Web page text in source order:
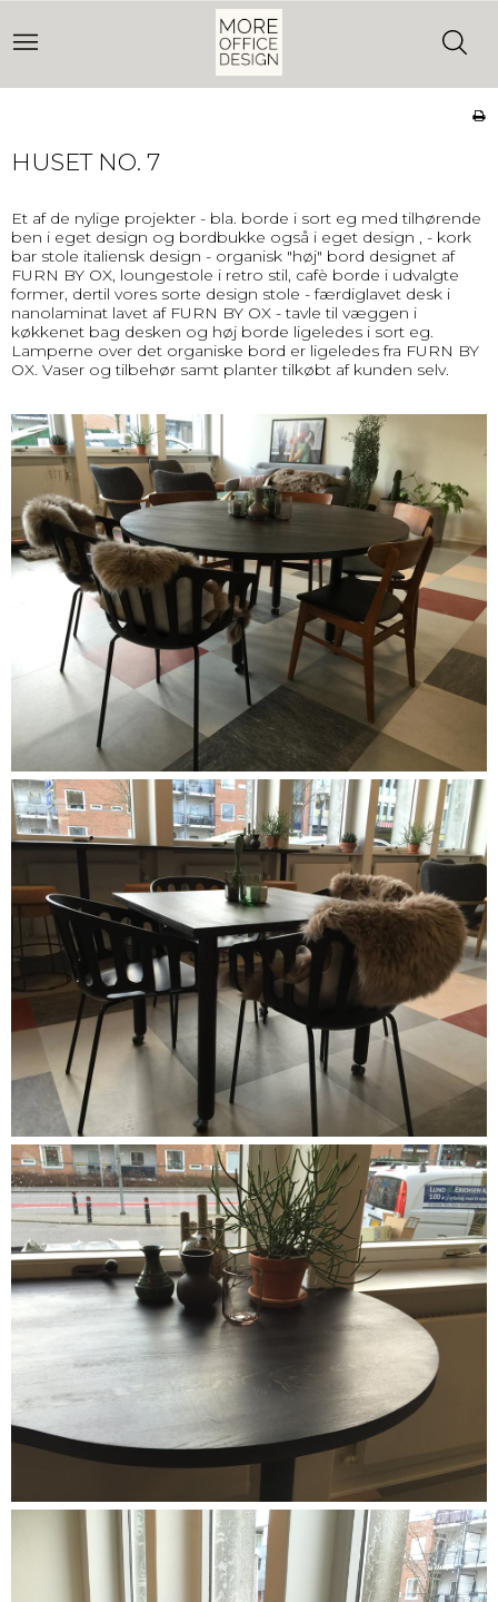
HUSET NO. 7
Et af de nylige projekter - bla. borde i sort eg med tilhørende
ben i eget design og bordbukke også i eget design , - kork
bar stole italiensk design - organisk "høj" bord designet af
FURN BY OX, loungestole i retro stil, cafè borde i udvalgte
former, dertil vores sorte design stole - færdiglavet desk i
nanolaminat lavet af FURN BY OX - tavle til væggen i
køkkenet bag desken og høj borde ligeledes i sort eg.
Lamperne over det organiske bord er ligeledes fra FURN BY
OX. Vaser og tilbehør samt planter tilkøbt af kunden selv.